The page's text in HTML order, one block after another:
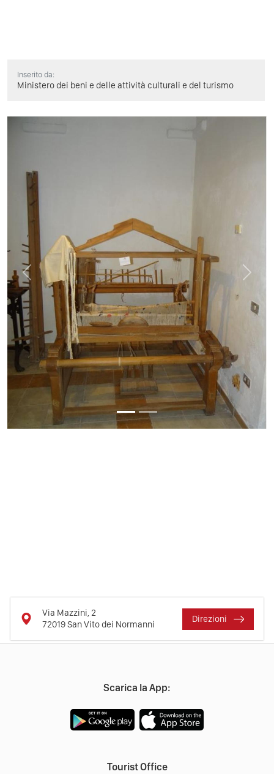
Inserito da:
Ministero dei beni e delle attività culturali e del turismo
Previous Next
Via Mazzini, 2
72019San Vito dei Normanni
Direzioni
Scarica la App:
Tourist Office